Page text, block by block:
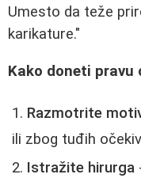
Umesto da teže
karikature."
Kako doneti pravu
Razmotrite
ili zbog tuđih
Istražite hirurga